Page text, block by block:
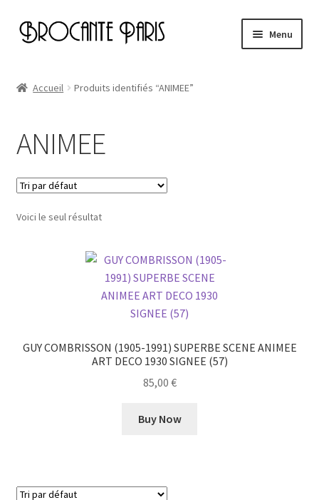
Aller
navigation
Aller
au
Menu
Checkout
My account
Page d’exemple
Accueil Produits identifiés “ANIMEE”
ANIMEE
Voici le seul résultat
GUY COMBRISSON (1905-1991) SUPERBE SCENE ANIMEE
ART DECO 1930 SIGNEE (57)
85,00 €
Buy Now